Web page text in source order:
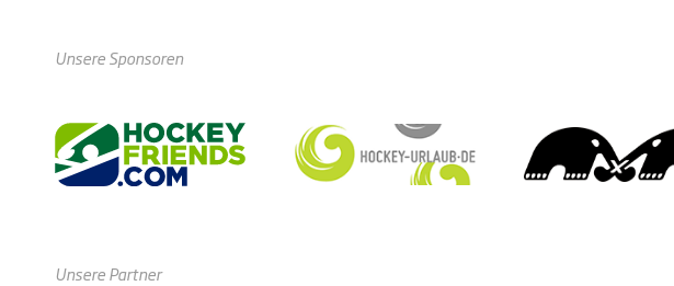
Unsere Sponsoren
Unsere Partner